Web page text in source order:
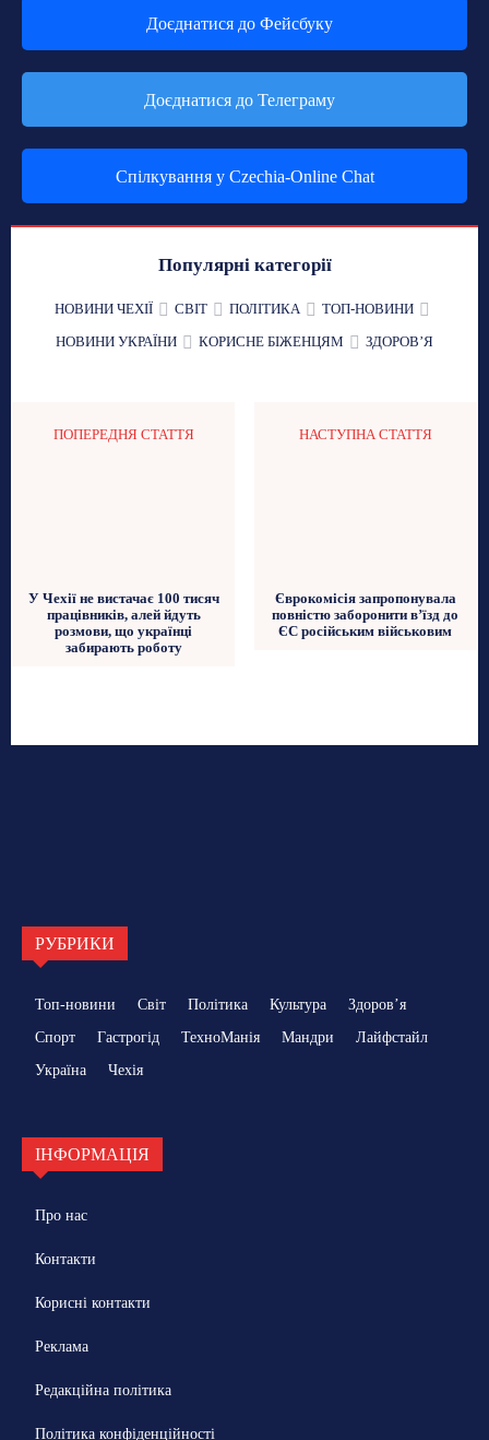
Доєднатися до Фейсбуку
Доєднатися до Телеграму
Спілкування у Czechia-Online Chat
Популярні категорії
НОВИНИ ЧЕХІЇ СВІТ ПОЛІТИКА
ТОП-НОВИНИ
НОВИНИ УКРАЇНИ
КОРИСНЕ БІЖЕНЦЯМ ЗДОРОВʼЯ
ПОПЕРЕДНЯ СТАТТЯ
У Чехії не вистачає 100 тисяч
працівників, алей йдуть
розмови, що українці
забирають роботу
НАСТУПНА СТАТТЯ
Єврокомісія запропонувала
повністю заборонити в’їзд до
ЄС російським військовим
РУБРИКИ
Топ-новини Світ Політика Культура
Здоровʼя
Спорт
Гастрогід ТехноМанія Мандри
Лайфстайл
Україна
Чехія
ІНФОРМАЦІЯ
Про нас
Контакти
Корисні контакти
Реклама
Редакційна політика
Політика конфіденційності